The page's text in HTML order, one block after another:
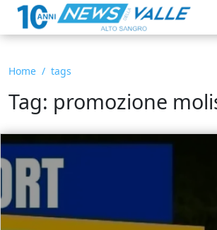
Home tags
Tag: promozione